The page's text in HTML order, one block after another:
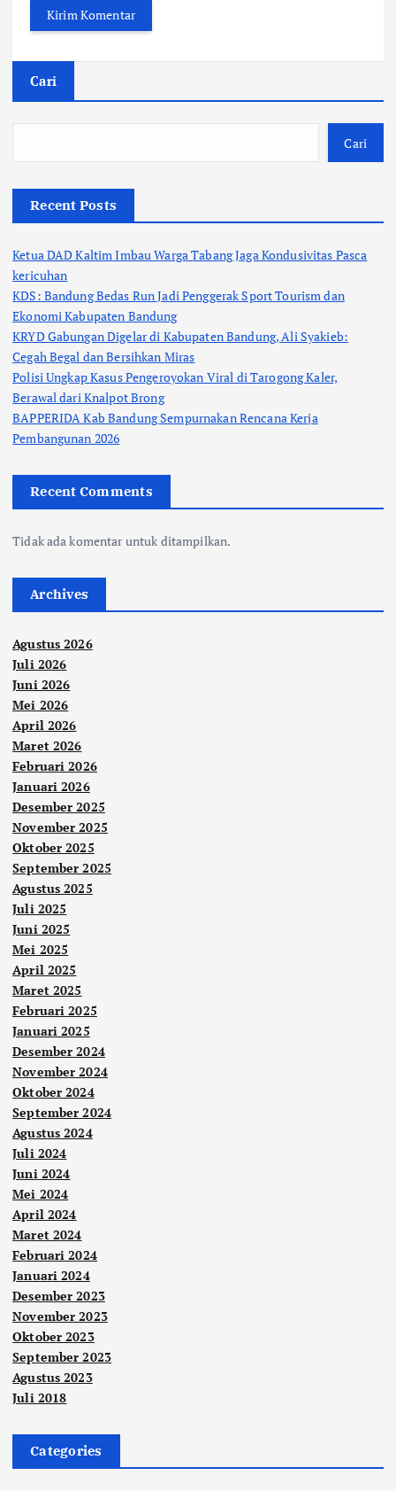
Cari
Cari
Recent Posts
Ketua DAD Kaltim Imbau Warga Tabang Jaga Kondusivitas Pasca
kericuhan
KDS: Bandung Bedas Run Jadi Penggerak Sport Tourism dan
Ekonomi Kabupaten Bandung
KRYD Gabungan Digelar di Kabupaten Bandung, Ali Syakieb:
Cegah Begal dan Bersihkan Miras
Polisi Ungkap Kasus Pengeroyokan Viral di Tarogong Kaler,
Berawal dari Knalpot Brong
BAPPERIDA Kab Bandung Sempurnakan Rencana Kerja
Pembangunan 2026
Recent Comments
Tidak ada komentar untuk ditampilkan.
Archives
Agustus 2026
Juli 2026
Juni 2026
Mei 2026
April 2026
Maret 2026
Februari 2026
Januari 2026
Desember 2025
November 2025
Oktober 2025
September 2025
Agustus 2025
Juli 2025
Juni 2025
Mei 2025
April 2025
Maret 2025
Februari 2025
Januari 2025
Desember 2024
November 2024
Oktober 2024
September 2024
Agustus 2024
Juli 2024
Juni 2024
Mei 2024
April 2024
Maret 2024
Februari 2024
Januari 2024
Desember 2023
November 2023
Oktober 2023
September 2023
Agustus 2023
Juli 2018
Categories